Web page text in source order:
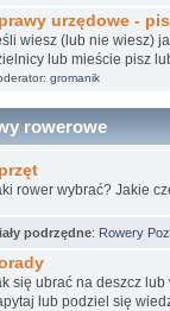
urzędowe -
wiesz (lub nie wiesz)
lub mieście pisz
gromanik
rowerowe
rower wybrać? Jakie
podrzędne: Rowery
się ubrać na deszcz
lub podziel się